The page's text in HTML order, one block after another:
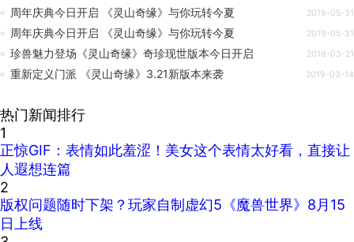
周年庆典今日开启 《灵山奇缘》与你玩转今夏 2019-05-31
周年庆典今日开启 《灵山奇缘》与你玩转今夏 2019-05-31
珍兽魅力登场《灵山奇缘》奇珍现世版本今日开启 2019-03-21
重新定义门派 《灵山奇缘》3.21新版本来袭 2019-03-14
热门新闻排行
1
正惊GIF：表情如此羞涩！美女这个表情太好看，直接让
人遐想连篇
2
版权问题随时下架？玩家自制虚幻5《魔兽世界》8月15
日上线